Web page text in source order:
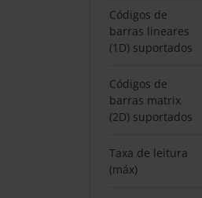
Códigos de
barras lineares
(1D) suportados
Códigos de
barras matrix
(2D) suportados
Taxa de leitura
(máx)